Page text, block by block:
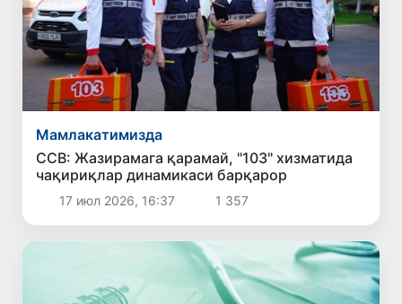
Мамлакатимизда
ССВ: Жазирамага қарамай, "103" хизматида
чақириқлар динамикаси барқарор
17 июл 2026, 16:37 1 357